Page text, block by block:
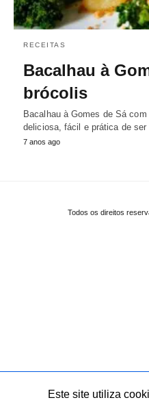
RECEITAS
Bacalhau à
brócolis
Bacalhau à Gomes de Sá
deliciosa, fácil e prática de ser
7 anos ago
Todos os direitos
Este site utiliza